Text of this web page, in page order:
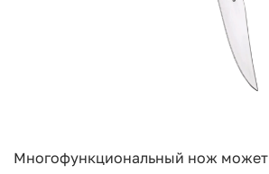
Многофункциональный нож